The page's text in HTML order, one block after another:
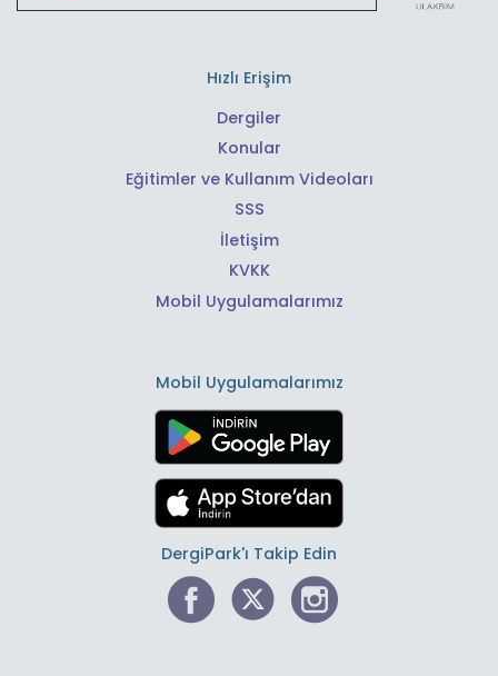
Hızlı Erişim
Dergiler
Konular
Eğitimler ve Kullanım Videoları
SSS
İletişim
KVKK
Mobil Uygulamalarımız
Mobil Uygulamalarımız
DergiPark'ı Takip Edin